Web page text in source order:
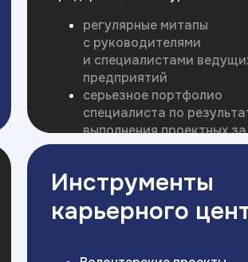
регулярные митапы
с руководителями
и специалистами
предприятий
серьезное портфолио
специалиста по
выполнения проектных
Инструменты
карьерного